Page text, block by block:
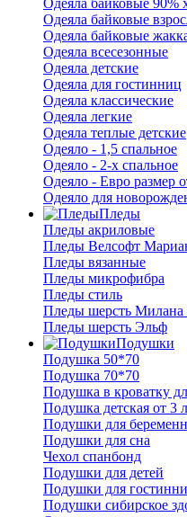
Одеяла байковые 90%
Одеяла байковые
Одеяла байковые
Одеяла всесезонные
Одеяла детские
Одеяла для гостинниц
Одеяла классические
Одеяла легкие
Одеяла теплые детские
Одеяло - 1,5 спальное
Одеяло - 2-х спальное
Одеяло - Евро размер
Одеяло для
Пледы
Пледы акриловые
Пледы Велсофт
Пледы вязанные
Пледы микрофибра
Пледы стиль
Пледы шерсть
Пледы шерсть Эльф
Подушки
Подушка 50*70
Подушка 70*70
Подушка в кроватку
Подушка детская от 3
Подушки для
Подушки для сна
Чехол спанбонд
Подушки для детей
Подушки для
Подушки сибирское